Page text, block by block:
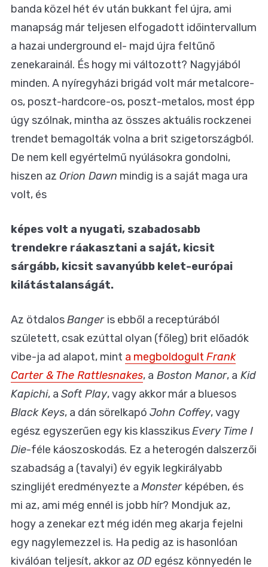
banda közel hét év után bukkant fel újra, ami
manapság már teljesen elfogadott időintervallum
a hazai underground el- majd újra feltűnő
zenekarainál. És hogy mi változott? Nagyjából
minden. A nyíregyházi brigád volt már metalcore-
os, poszt-hardcore-os, poszt-metalos, most épp
úgy szólnak, mintha az összes aktuális rockzenei
trendet bemagolták volna a brit szigetországból.
De nem kell egyértelmű nyúlásokra gondolni,
hiszen az Orion Dawn mindig is a saját maga ura
volt, és
képes volt a nyugati, szabadosabb
trendekre ráakasztani a saját, kicsit
sárgább, kicsit savanyúbb kelet-európai
kilátástalanságát.
Az ötdalosBanger is ebből a receptúrából
született, csak ezúttal olyan (főleg) brit előadók
vibe-ja ad alapot, mint a megboldogult Frank
Carter & The Rattlesnakes, a Boston Manor, a Kid
Kapichi, a Soft Play, vagy akkor már a bluesos
Black Keys, a dán sörelkapó John Coffey, vagy
egész egyszerűen egy kis klasszikusEvery Time I
Die-féle káoszoskodás. Ez a heterogén dalszerzői
szabadság a (tavalyi) év egyik legkirályabb
szinglijét eredményezte a Monster képében, és
mi az, ami még ennél is jobb hír? Mondjuk az,
hogy a zenekar ezt még idén meg akarja fejelni
egy nagylemezzel is. Ha pedig az is hasonlóan
kiválóan teljesít, akkor az OD egész könnyedén le